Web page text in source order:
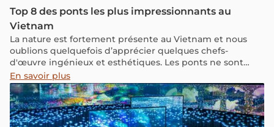
Top 8 des ponts les plus impressionnants au
Vietnam
La nature est fortement présente au Vietnam et nous
oublions quelquefois d’apprécier quelques chefs-
d'œuvre ingénieux et esthétiques. Les ponts ne sont
généralement pas la première chose que vous pensez
lorsque vous planifiez de voyager au Vietnam, mais il est
intéressant de ne pas négliger ces merveilles
architecturales. En effet, le pont Vietnam est
remarquable !
En savoir plus